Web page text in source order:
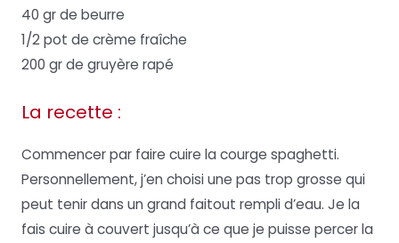
40 gr de beurre
1/2 pot de crème fraîche
200 gr de gruyère rapé
La recette :
Commencer par faire cuire la courge spaghetti.
Personnellement, j’en choisi une pas trop grosse qui
peut tenir dans un grand faitout rempli d’eau. Je la
fais cuire à couvert jusqu’à ce que je puisse percer la